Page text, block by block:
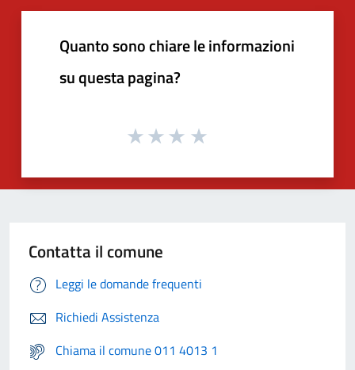
Quanto sono chiare le informazioni
su questa pagina?
Contatta il comune
Leggi le domande frequenti
Richiedi Assistenza
Chiama il comune 011 4013 1